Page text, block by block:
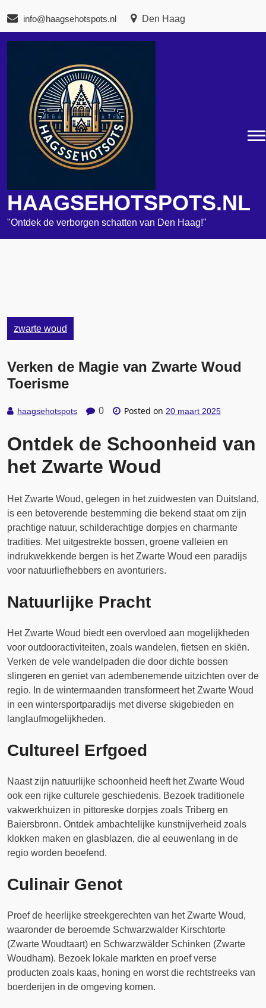
de
inhoud
info@haagsehotspots.nl Den Haag
HAAGSEHOTSPOTS.NL
"Ontdek de verborgen schatten van Den Haag!"
zwarte woud
Verken de Magie van Zwarte Woud
Toerisme
haagsehotspots 0 Posted on 20 maart 2025
Ontdek de Schoonheid van
het Zwarte Woud
Het Zwarte Woud, gelegen in het zuidwesten van Duitsland,
is een betoverende bestemming die bekend staat om zijn
prachtige natuur, schilderachtige dorpjes en charmante
tradities. Met uitgestrekte bossen, groene valleien en
indrukwekkende bergen is het Zwarte Woud een paradijs
voor natuurliefhebbers en avonturiers.
Natuurlijke Pracht
Het Zwarte Woud biedt een overvloed aan mogelijkheden
voor outdooractiviteiten, zoals wandelen, fietsen en skiën.
Verken de vele wandelpaden die door dichte bossen
slingeren en geniet van adembenemende uitzichten over de
regio. In de wintermaanden transformeert het Zwarte Woud
in een wintersportparadijs met diverse skigebieden en
langlaufmogelijkheden.
Cultureel Erfgoed
Naast zijn natuurlijke schoonheid heeft het Zwarte Woud
ook een rijke culturele geschiedenis. Bezoek traditionele
vakwerkhuizen in pittoreske dorpjes zoals Triberg en
Baiersbronn. Ontdek ambachtelijke kunstnijverheid zoals
klokken maken en glasblazen, die al eeuwenlang in de
regio worden beoefend.
Culinair Genot
Proef de heerlijke streekgerechten van het Zwarte Woud,
waaronder de beroemde Schwarzwalder Kirschtorte
(Zwarte Woudtaart) en Schwarzwälder Schinken (Zwarte
Woudham). Bezoek lokale markten en proef verse
producten zoals kaas, honing en worst die rechtstreeks van
boerderijen in de omgeving komen.